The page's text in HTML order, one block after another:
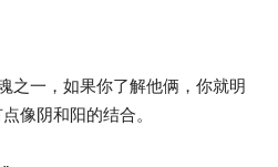
之一，如果你了解他俩，你就明
像阴和阳的结合。